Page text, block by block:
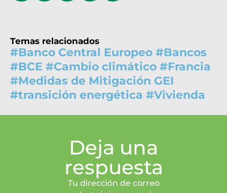
Temas relacionados
#Banco Central Europeo #Bancos
#BCE #Cambio climático #Francia
#Medidas de Mitigación GEI
#transición energética #Vivienda
Deja una
respuesta
Tu dirección de correo